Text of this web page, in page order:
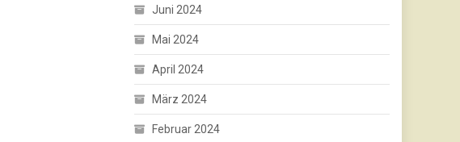
Juni 2024
Mai 2024
April 2024
März 2024
Februar 2024